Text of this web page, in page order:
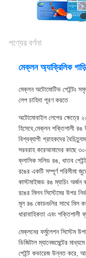
গোপনীয়তা
পণ্যের বর্ণনা
মেক্লন অ্যাক্রিলিক
মেক্লন অটোমোটিভ পেইন্টঃ
লেপ চাহিদা পূরণ করতে
অটোমোবাইল লেপের ক্ষেত্রে
হিসেবে,মেক্লন শক্তিশালী রঙ
বিশ্বব্যাপী গ্রাহকদের
সরবরাহ করেআমাদের কাছে
ক্লাসিক সলিড রঙ, ধাতব
রঙের একটি সম্পূর্ণ পরিসীমা
কাস্টমাইজড রঙ ম্যাচিং অর্জন
রঙের মিলন সিস্টেমের উপর
মূল রঙ কোডগুলির সাথে মিল
ধারাবাহিকতা এবং শক্তিশালী
মেক্লনের ফর্মুলেশন সিস্টেম
ডিজিটাল ম্যানেজমেন্টের
পেইন্ট কভারেজ উন্নত করে,